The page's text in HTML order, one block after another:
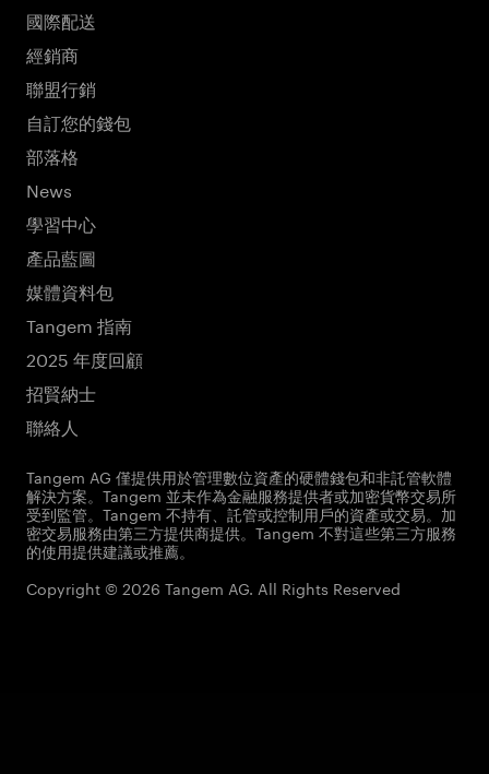
國際配送
經銷商
聯盟行銷
自訂您的錢包
部落格
News
學習中心
產品藍圖
媒體資料包
Tangem 指南
2025 年度回顧
招賢納士
聯絡人
Tangem AG 僅提供用於管理數位資產的硬體錢包和非託管軟體
解決方案。Tangem 並未作為金融服務提供者或加密貨幣交易所
受到監管。Tangem 不持有、託管或控制用戶的資產或交易。加
密交易服務由第三方提供商提供。Tangem 不對這些第三方服務
的使用提供建議或推薦。